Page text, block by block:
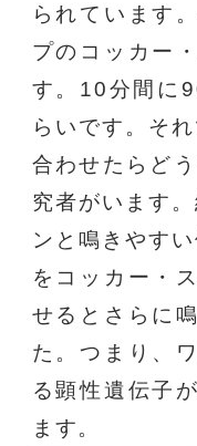
られています
プのコッカー
す。10分間に
らいです。そ
合わせたらど
究者がいます
ンと鳴きやす
をコッカー・
せるとさらに
た。つまり、
る顕性遺伝子
ます。